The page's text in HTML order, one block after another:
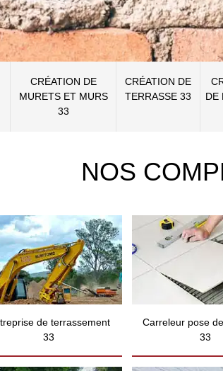
CRÉATION DE
MURETS ET MURS
33
CRÉATION DE
TERRASSE 33
DE
NOS
de terrassement
33
Carreleur pose
33